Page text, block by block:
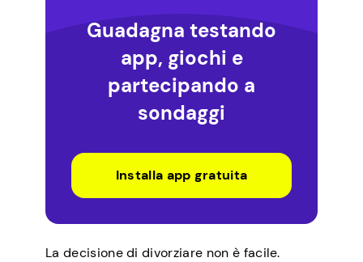
Guadagna testando
app, giochi e
partecipando a
sondaggi
Installa app gratuita
La decisione di divorziare non è facile.